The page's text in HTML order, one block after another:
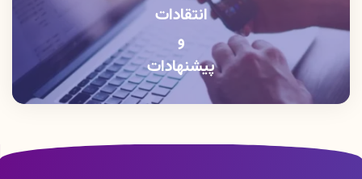
انتقادات
و
پیشنهادات